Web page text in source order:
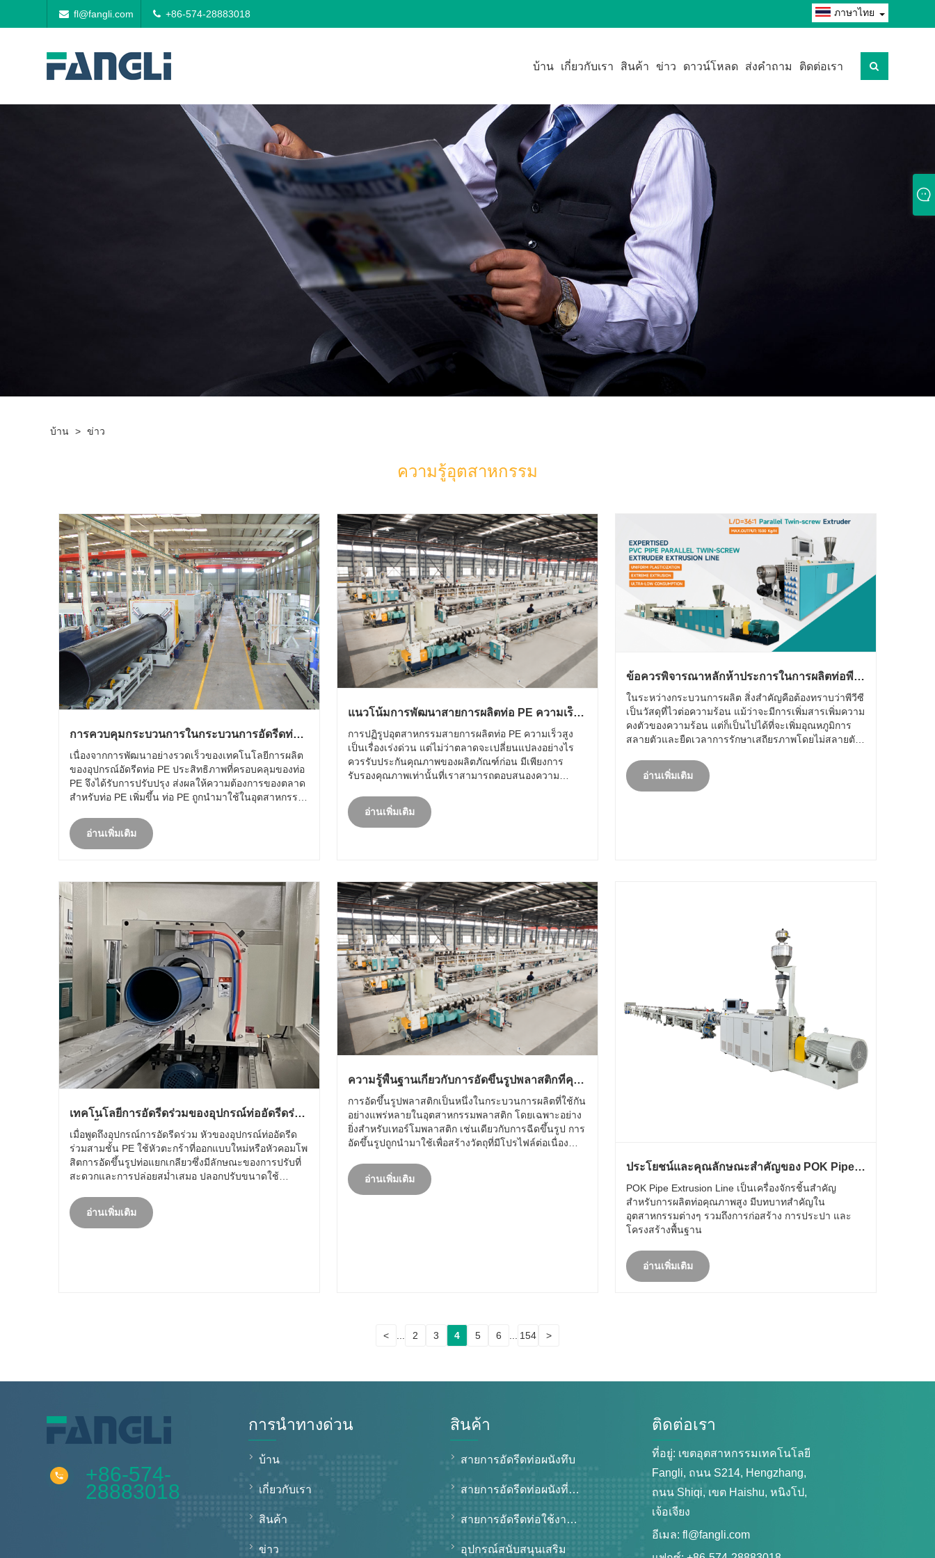
fl@fangli.com +86-574-28883018 ภาษาไทย
บ้าน เกี่ยวกับเรา สินค้า ข่าว ดาวน์โหลด ส่งคำถาม ติดต่อเรา
บ้าน > ข่าว
ความรู้อุตสาหกรรม
การควบคุมกระบวนการในกระบวนการอัดรีดท่อ
PE
เนื่องจากการพัฒนาอย่างรวดเร็วของเทคโนโลยีการผลิต
ของอุปกรณ์อัดรีดท่อ PE ประสิทธิภาพที่ครอบคลุมของท่อ
PE จึงได้รับการปรับปรุง ส่งผลให้ความต้องการของตลาด
สำหรับท่อ PE เพิ่มขึ้น ท่อ PE ถูกนำมาใช้ในอุตสาหกรรม
และการขนส่งก๊าซ
อ่านเพิ่มเติม
แนวโน้มการพัฒนาสายการผลิตท่อ PE ความเร็ว
การปฏิรูปอุตสาหกรรมสายการผลิตท่อ PE ความเร็วสูง
เป็นเรื่องเร่งด่วน แต่ไม่ว่าตลาดจะเปลี่ยนแปลงอย่างไร
ควรรับประกันคุณภาพของผลิตภัณฑ์ก่อน มีเพียงการ
รับรองคุณภาพเท่านั้นที่เราสามารถตอบสนองความ
การใช้กันอย่างแพร่หลายในด้านต่างๆ จึงเป็นการทดสอบ
ที่ยอดเยี่ยม......
อ่านเพิ่มเติม
ข้อควรพิจารณาหลักห้าประการในการผลิตท่อพีวี
ซี
ในระหว่างกระบวนการผลิต สิ่งสำคัญคือต้องทราบว่าพีวีซี
เป็นวัสดุที่ไวต่อความร้อน แม้ว่าจะมีการเพิ่มสารเพิ่มความ
คงตัวของความร้อน แต่ก็เป็นไปได้ที่จะเพิ่มอุณหภูมิการ
สลายตัวและยืดเวลาการรักษาเสถียรภาพโดยไม่สลายตัว
งวด สิ่งนี้มีความสำคัญอย่างยิ่งสำหรับ......
อ่านเพิ่มเติม
เทคโนโลยีการอัดรีดร่วมของอุปกรณ์ท่ออัดรีดร่วม
สามชั้น PE
เมื่อพูดถึงอุปกรณ์การอัดรีดร่วม หัวของอุปกรณ์ท่ออัดรีด
ร่วมสามชั้น PE ใช้หัวตะกร้าที่ออกแบบใหม่หรือหัวคอมโพ
สิตการอัดขึ้นรูปท่อแยกเกลียวซึ่งมีลักษณะของการปรับที่
สะดวกและการปล่อยสม่ำเสมอ ปลอกปรับขนาดใช้
ความร้อนของวงแหวนน้ำเพื่อให้แน่ใจว่าขนาด
สุญญากาศและการข......
อ่านเพิ่มเติม
ความรู้พื้นฐานเกี่ยวกับการอัดขึ้นรูปพลาสติกที่คุณ
การอัดขึ้นรูปพลาสติกเป็นหนึ่งในกระบวนการผลิตที่ใช้กัน
อย่างแพร่หลายในอุตสาหกรรมพลาสติก โดยเฉพาะอย่าง
ยิ่งสำหรับเทอร์โมพลาสติก เช่นเดียวกับการฉีดขึ้นรูป การ
อัดขึ้นรูปถูกนำมาใช้เพื่อสร้างวัตถุที่มีโปรไฟล์ต่อเนื่อง
พลาสติกสมัยใหม่เป็นเครื่องมือที่แข็งแกร่ง......
อ่านเพิ่มเติม
ประโยชน์และคุณลักษณะสำคัญของ POK Pipe
Extrusion Line คืออะไร
POK Pipe Extrusion Line เป็นเครื่องจักรชิ้นสำคัญ
สำหรับการผลิตท่อคุณภาพสูง มีบทบาทสำคัญใน
อุตสาหกรรมต่างๆ รวมถึงการก่อสร้าง การประปา และ
โครงสร้างพื้นฐาน
อ่านเพิ่มเติม
< 2 3 4 5 6 154 >
+86-574-
28883018
การนำทางด่วน
บ้าน
เกี่ยวกับเรา
สินค้า
ข่าว
สินค้า
สายการอัดรีดท่อผนังทึบ
สายการอัดรีดท่อผนังที่มีโครงสร้าง
สายการอัดรีดท่อใช้งานพิเศษ
อุปกรณ์สนับสนุนเสริม
ติดต่อเรา
ที่อยู่: เขตอุตสาหกรรมเทคโนโลยี
Fangli, ถนน S214, Hengzhang,
ถนน Shiqi, เขต Haishu, หนิงโป,
เจ้อเจียง
อีเมล: fl@fangli.com